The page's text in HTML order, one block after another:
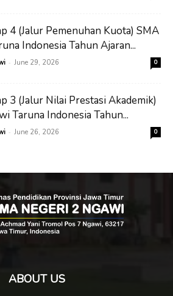
4 (Jalur Pemenuhan Kuota) SMA
Indonesia Tahun Ajaran...
- June 29, 2026 0
3 (Jalur Nilai Prestasi Akademik)
Taruna Indonesia Tahun...
- June 26, 2026 0
ABOUT US